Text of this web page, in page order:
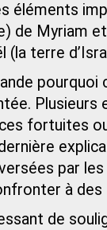
éléments
de Myriam
(la terre
Plusieurs
fortuites
par
à
de